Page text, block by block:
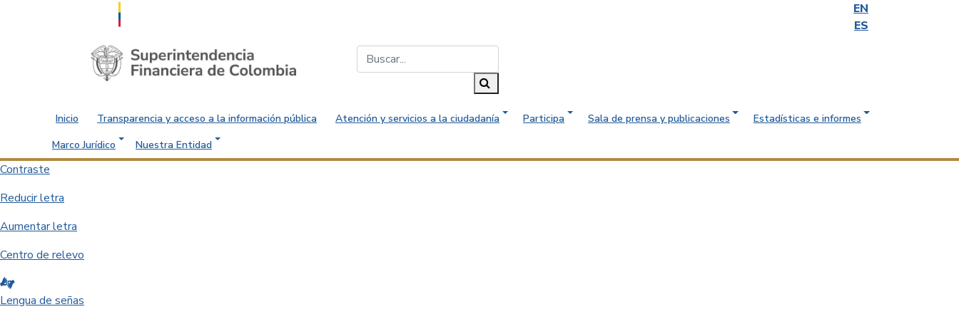
EN
ES
Saltar al contenido principal
Inicio Transparencia y acceso a la información pública Atención y servicios a la ciudadanía Participa Sala de prensa y publicaciones
Estadísticas e informes
Marco Jurídico
Nuestra Entidad
Contraste
Reducir letra
Aumentar letra
Centro de relevo
Lengua de señas